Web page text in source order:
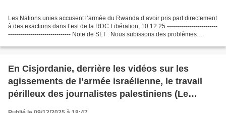
Les Nations unies accusent l’armée du Rwanda d’avoir pris part directement
à des exactions dans l’est de la RDC Libération, 10.12.25 -------------------------
------------------------------- Note de SLT : Nous subissons des problèmes
En Cisjordanie, derrière les vidéos sur les
agissements de l’armée israélienne, le travail
périlleux des journalistes palestiniens (Le
Monde)